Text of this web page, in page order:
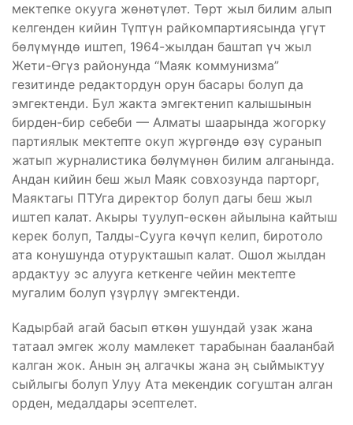
мектепке окууга жөнөтүлөт. Төрт жыл билим алып
келгенден кийин Түптүн райкомпартиясында үгүт
бөлүмүндө иштеп, 1964-жылдан баштап үч жыл
Жети-Өгүз районунда “Маяк коммунизма”
гезитинде редактордун орун басары болуп да
эмгектенди. Бул жакта эмгектенип калышынын
бирден-бир себеби — Алматы шаарында жогорку
партиялык мектепте окуп жүргөндө өзү суранып
жатып журналистика бөлүмүнөн билим алганында.
Андан кийин беш жыл Маяк совхозунда парторг,
Маяктагы ПТУга директор болуп дагы беш жыл
иштеп калат. Акыры туулуп-өскөн айылына кайтыш
керек болуп, Талды-Сууга көчүп келип, биротоло
ата конушунда отурукташып калат. Ошол жылдан
ардактуу эс алууга кеткенге чейин мектепте
мугалим болуп үзүрлүү эмгектенди.
Кадырбай агай басып өткөн ушундай узак жана
татаал эмгек жолу мамлекет тарабынан бааланбай
калган жок. Анын эң алгачкы жана эң сыймыктуу
сыйлыгы болуп Улуу Ата мекендик согуштан алган
орден, медалдары эсептелет.